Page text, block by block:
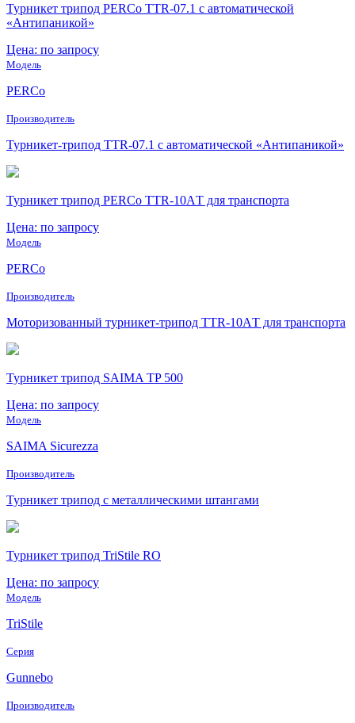
Турникет трипод PERCo TTR-07.1 с автоматической
«Антипаникой»
Цена: по запросу
Модель
PERCo
Производитель
Турникет-трипод TTR-07.1 с автоматической «Антипаникой»
Турникет трипод PERCo TTR-10АT для транспорта
Цена: по запросу
Модель
PERCo
Производитель
Моторизованный турникет-трипод TTR-10АT для транспорта
Турникет трипод SAIMA TP 500
Цена: по запросу
Модель
SAIMA Sicurezza
Производитель
Турникет трипод с металлическими штангами
Турникет трипод TriStile RO
Цена: по запросу
Модель
TriStile
Серия
Gunnebo
Производитель